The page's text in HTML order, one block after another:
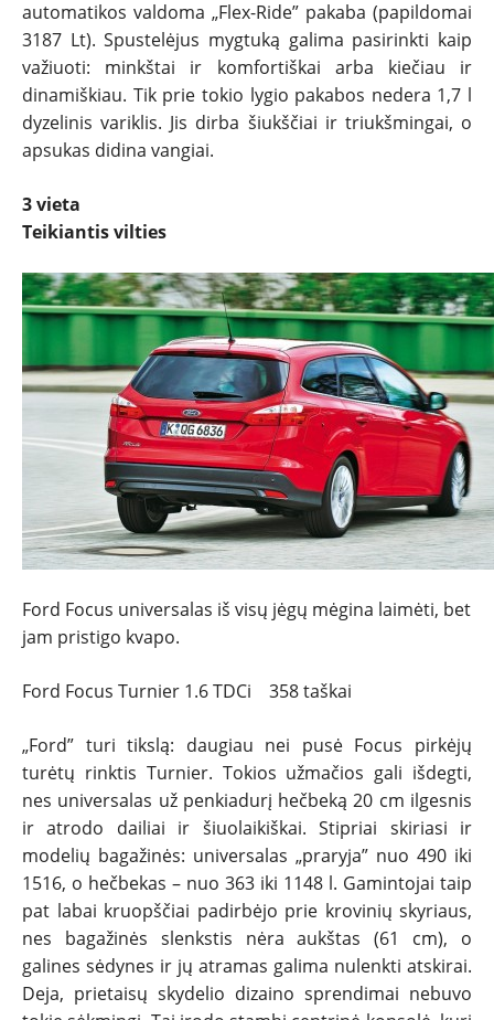
automatikos valdoma „Flex-Ride” pakaba (papildomai
3187 Lt). Spustelėjus mygtuką galima pasirinkti kaip
važiuoti: minkštai ir komfortiškai arba kiečiau ir
dinamiškiau. Tik prie tokio lygio pakabos nedera 1,7 l
dyzelinis variklis. Jis dirba šiukščiai ir triukšmingai, o
apsukas didina vangiai.
3 vieta
Teikiantis vilties
Ford Focus universalas iš visų jėgų mėgina laimėti, bet
jam pristigo kvapo.
Ford Focus Turnier 1.6 TDCi 358 taškai
„Ford” turi tikslą: daugiau nei pusė Focus pirkėjų
turėtų rinktis Turnier. Tokios užmačios gali išdegti,
nes universalas už penkiadurį hečbeką 20 cm ilgesnis
ir atrodo dailiai ir šiuolaikiškai. Stipriai skiriasi ir
modelių bagažinės: universalas „praryja” nuo 490 iki
1516, o hečbekas – nuo 363 iki 1148 l. Gamintojai taip
pat labai kruopščiai padirbėjo prie krovinių skyriaus,
nes bagažinės slenkstis nėra aukštas (61 cm), o
galines sėdynes ir jų atramas galima nulenkti atskirai.
Deja, prietaisų skydelio dizaino sprendimai nebuvo